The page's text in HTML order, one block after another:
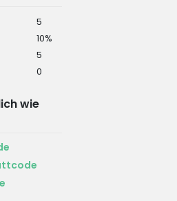
5
10%
5
0
wie